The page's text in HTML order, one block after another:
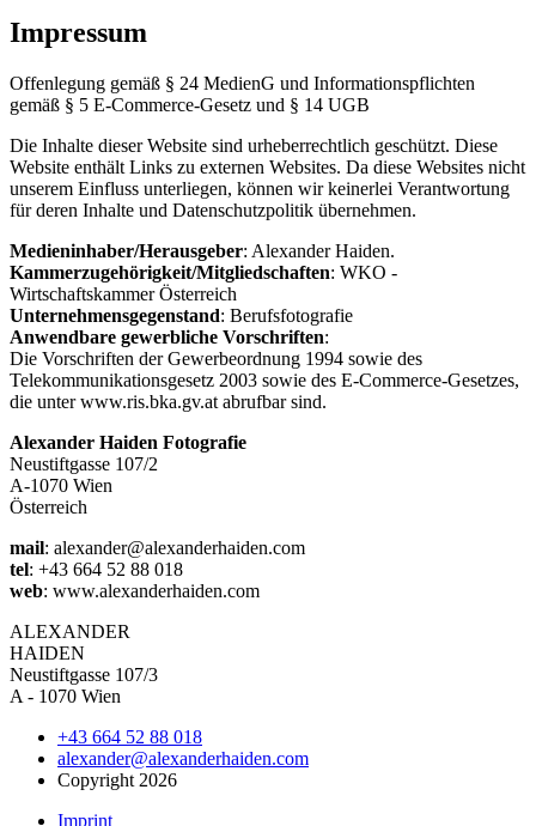
Impressum
Offenlegung gemäß § 24 MedienG und Informationspflichten
gemäß § 5 E-Commerce-Gesetz und § 14 UGB
Die Inhalte dieser Website sind urheberrechtlich geschützt. Diese
Website enthält Links zu externen Websites. Da diese Websites nicht
unserem Einfluss unterliegen, können wir keinerlei Verantwortung
für deren Inhalte und Datenschutzpolitik übernehmen.
Medieninhaber/Herausgeber: Alexander Haiden.
Kammerzugehörigkeit/Mitgliedschaften: WKO -
Wirtschaftskammer Österreich
Unternehmensgegenstand: Berufsfotografie
Anwendbare gewerbliche Vorschriften:
Die Vorschriften der Gewerbeordnung 1994 sowie des
Telekommunikationsgesetz 2003 sowie des E-Commerce-Gesetzes,
die unter www.ris.bka.gv.at abrufbar sind.
Alexander Haiden Fotografie
Neustiftgasse 107/2
A-1070 Wien
Österreich
mail: alexander@alexanderhaiden.com
tel: +43 664 52 88 018
web: www.alexanderhaiden.com
ALEXANDER
HAIDEN
Neustiftgasse 107/3
A - 1070 Wien
+43 664 52 88 018
alexander@alexanderhaiden.com
Copyright 2026
Imprint